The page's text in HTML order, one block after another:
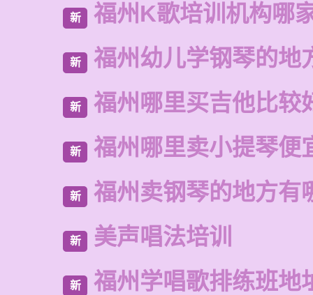
新 福州K歌培训机构哪
新 福州幼儿学钢琴的地
新 福州哪里买吉他比较
新 福州哪里卖小提琴便
新 福州卖钢琴的地方有
新 美声唱法培训
新 福州学唱歌排练班地